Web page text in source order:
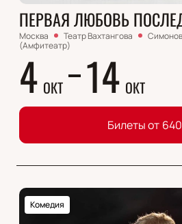
ПЕРВАЯ ЛЮБОВЬ
Москва Театр Вахтангова
(Амфитеатр)
4 ОКТ 14 ОКТ
Билеты от
Комедия